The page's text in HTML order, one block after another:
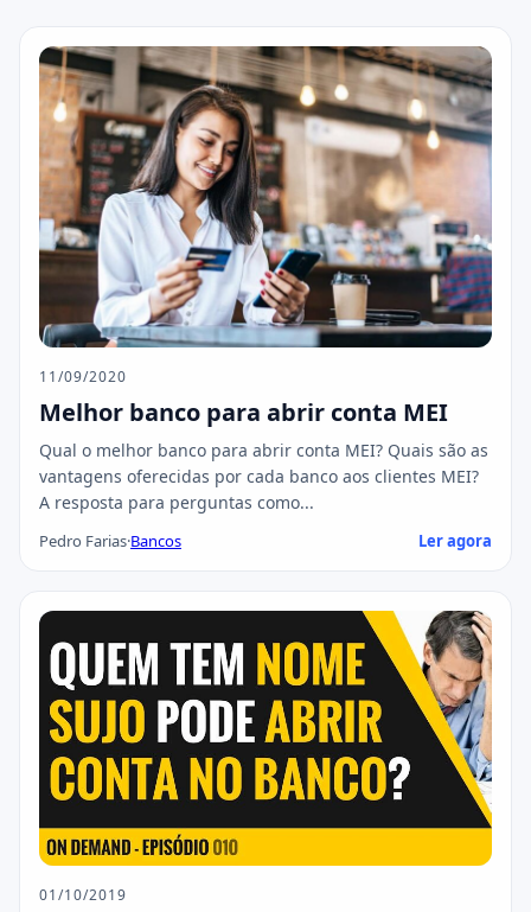
11/09/2020
Melhor banco para abrir conta MEI
Qual o melhor banco para abrir conta MEI? Quais são as
vantagens oferecidas por cada banco aos clientes MEI?
A resposta para perguntas como...
Pedro Farias·Bancos Ler agora
01/10/2019